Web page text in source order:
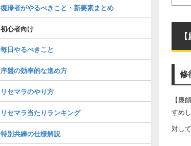
修
【廉
すめ
対し
復帰者がやるべきこと・新要素まとめ
初心者向け
毎日やるべきこと
序盤の効率的な進め方
リセマラのやり方
リセマラ当たりランキング
特別共練の仕様解説